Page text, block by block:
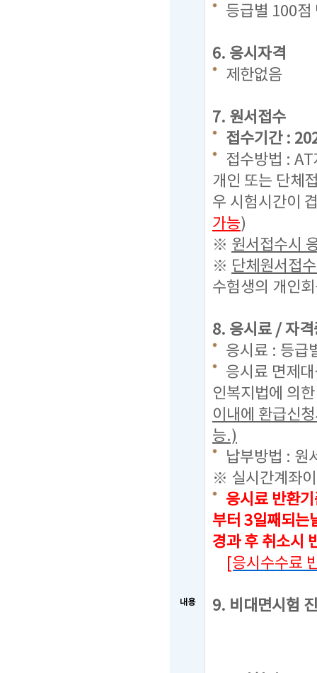
내용
등급별 100점
6. 응시자격
제한없음
7. 원서접수
접수기간 :
접수방법 :
개인 또는 단체
우 시험시간이
가능)
※ 원서접수시
※ 단체원서접
수험생의 개인
8. 응시료 / 자
응시료 : 등급
응시료 면제
인복지법에 의
이내에 환급신
능.)
납부방법 : 원
※ 실시간계좌
응시료 반환
부터 3일째되는
경과 후 취소시
[응시수수료
9. 비대면시험